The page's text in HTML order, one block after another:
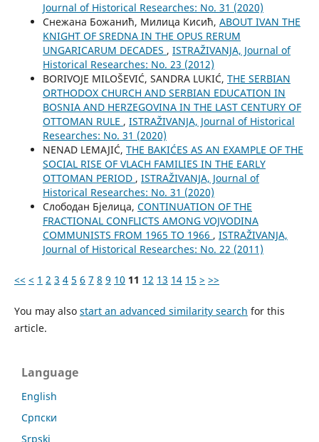
Јournal of Historical Researches: No. 31 (2020)
Снежана Божанић, Милица Кисић, ABOUT IVAN THE
KNIGHT OF SREDNA IN THE OPUS RERUM
UNGARICARUM DECADES , ISTRAŽIVANJA, Јournal of
Historical Researches: No. 23 (2012)
BORIVOJE MILOŠEVIĆ, SANDRA LUKIĆ, THE SERBIAN
ORTHODOX CHURCH AND SERBIAN EDUCATION IN
BOSNIA AND HERZEGOVINA IN THE LAST CENTURY OF
OTTOMAN RULE , ISTRAŽIVANJA, Јournal of Historical
Researches: No. 31 (2020)
NENAD LEMAJIĆ, THE BAKIĆES AS AN EXAMPLE OF THE
SOCIAL RISE OF VLACH FAMILIES IN THE EARLY
OTTOMAN PERIOD , ISTRAŽIVANJA, Јournal of
Historical Researches: No. 31 (2020)
Слободан Бјелица, CONTINUATION OF THE
FRACTIONAL CONFLICTS AMONG VOJVODINA
COMMUNISTS FROM 1965 TO 1966 , ISTRAŽIVANJA,
Јournal of Historical Researches: No. 22 (2011)
<< < 1 2 3 4 5 6 7 8 9 10 11 12 13 14 15 > >>
You may also start an advanced similarity search for this
article.
Language
English
Cрпски
Srpski